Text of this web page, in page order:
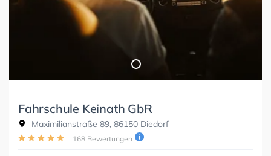
Fahrschule Keinath GbR
Maximilianstraße 89, 86150 Diedorf
168 Bewertungen